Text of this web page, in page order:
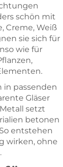
schön mit
Creme, Weiß
sie sich für
wie für
in passenden
Gläser
setzt
betonen
entstehen
wirken, ohne